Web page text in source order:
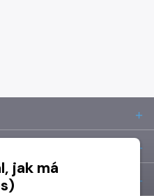
jak má